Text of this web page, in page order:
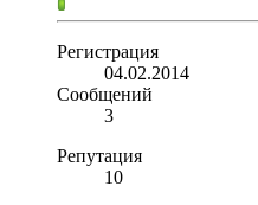
Регистрация
04.02.2014
Сообщений
3
Репутация
10